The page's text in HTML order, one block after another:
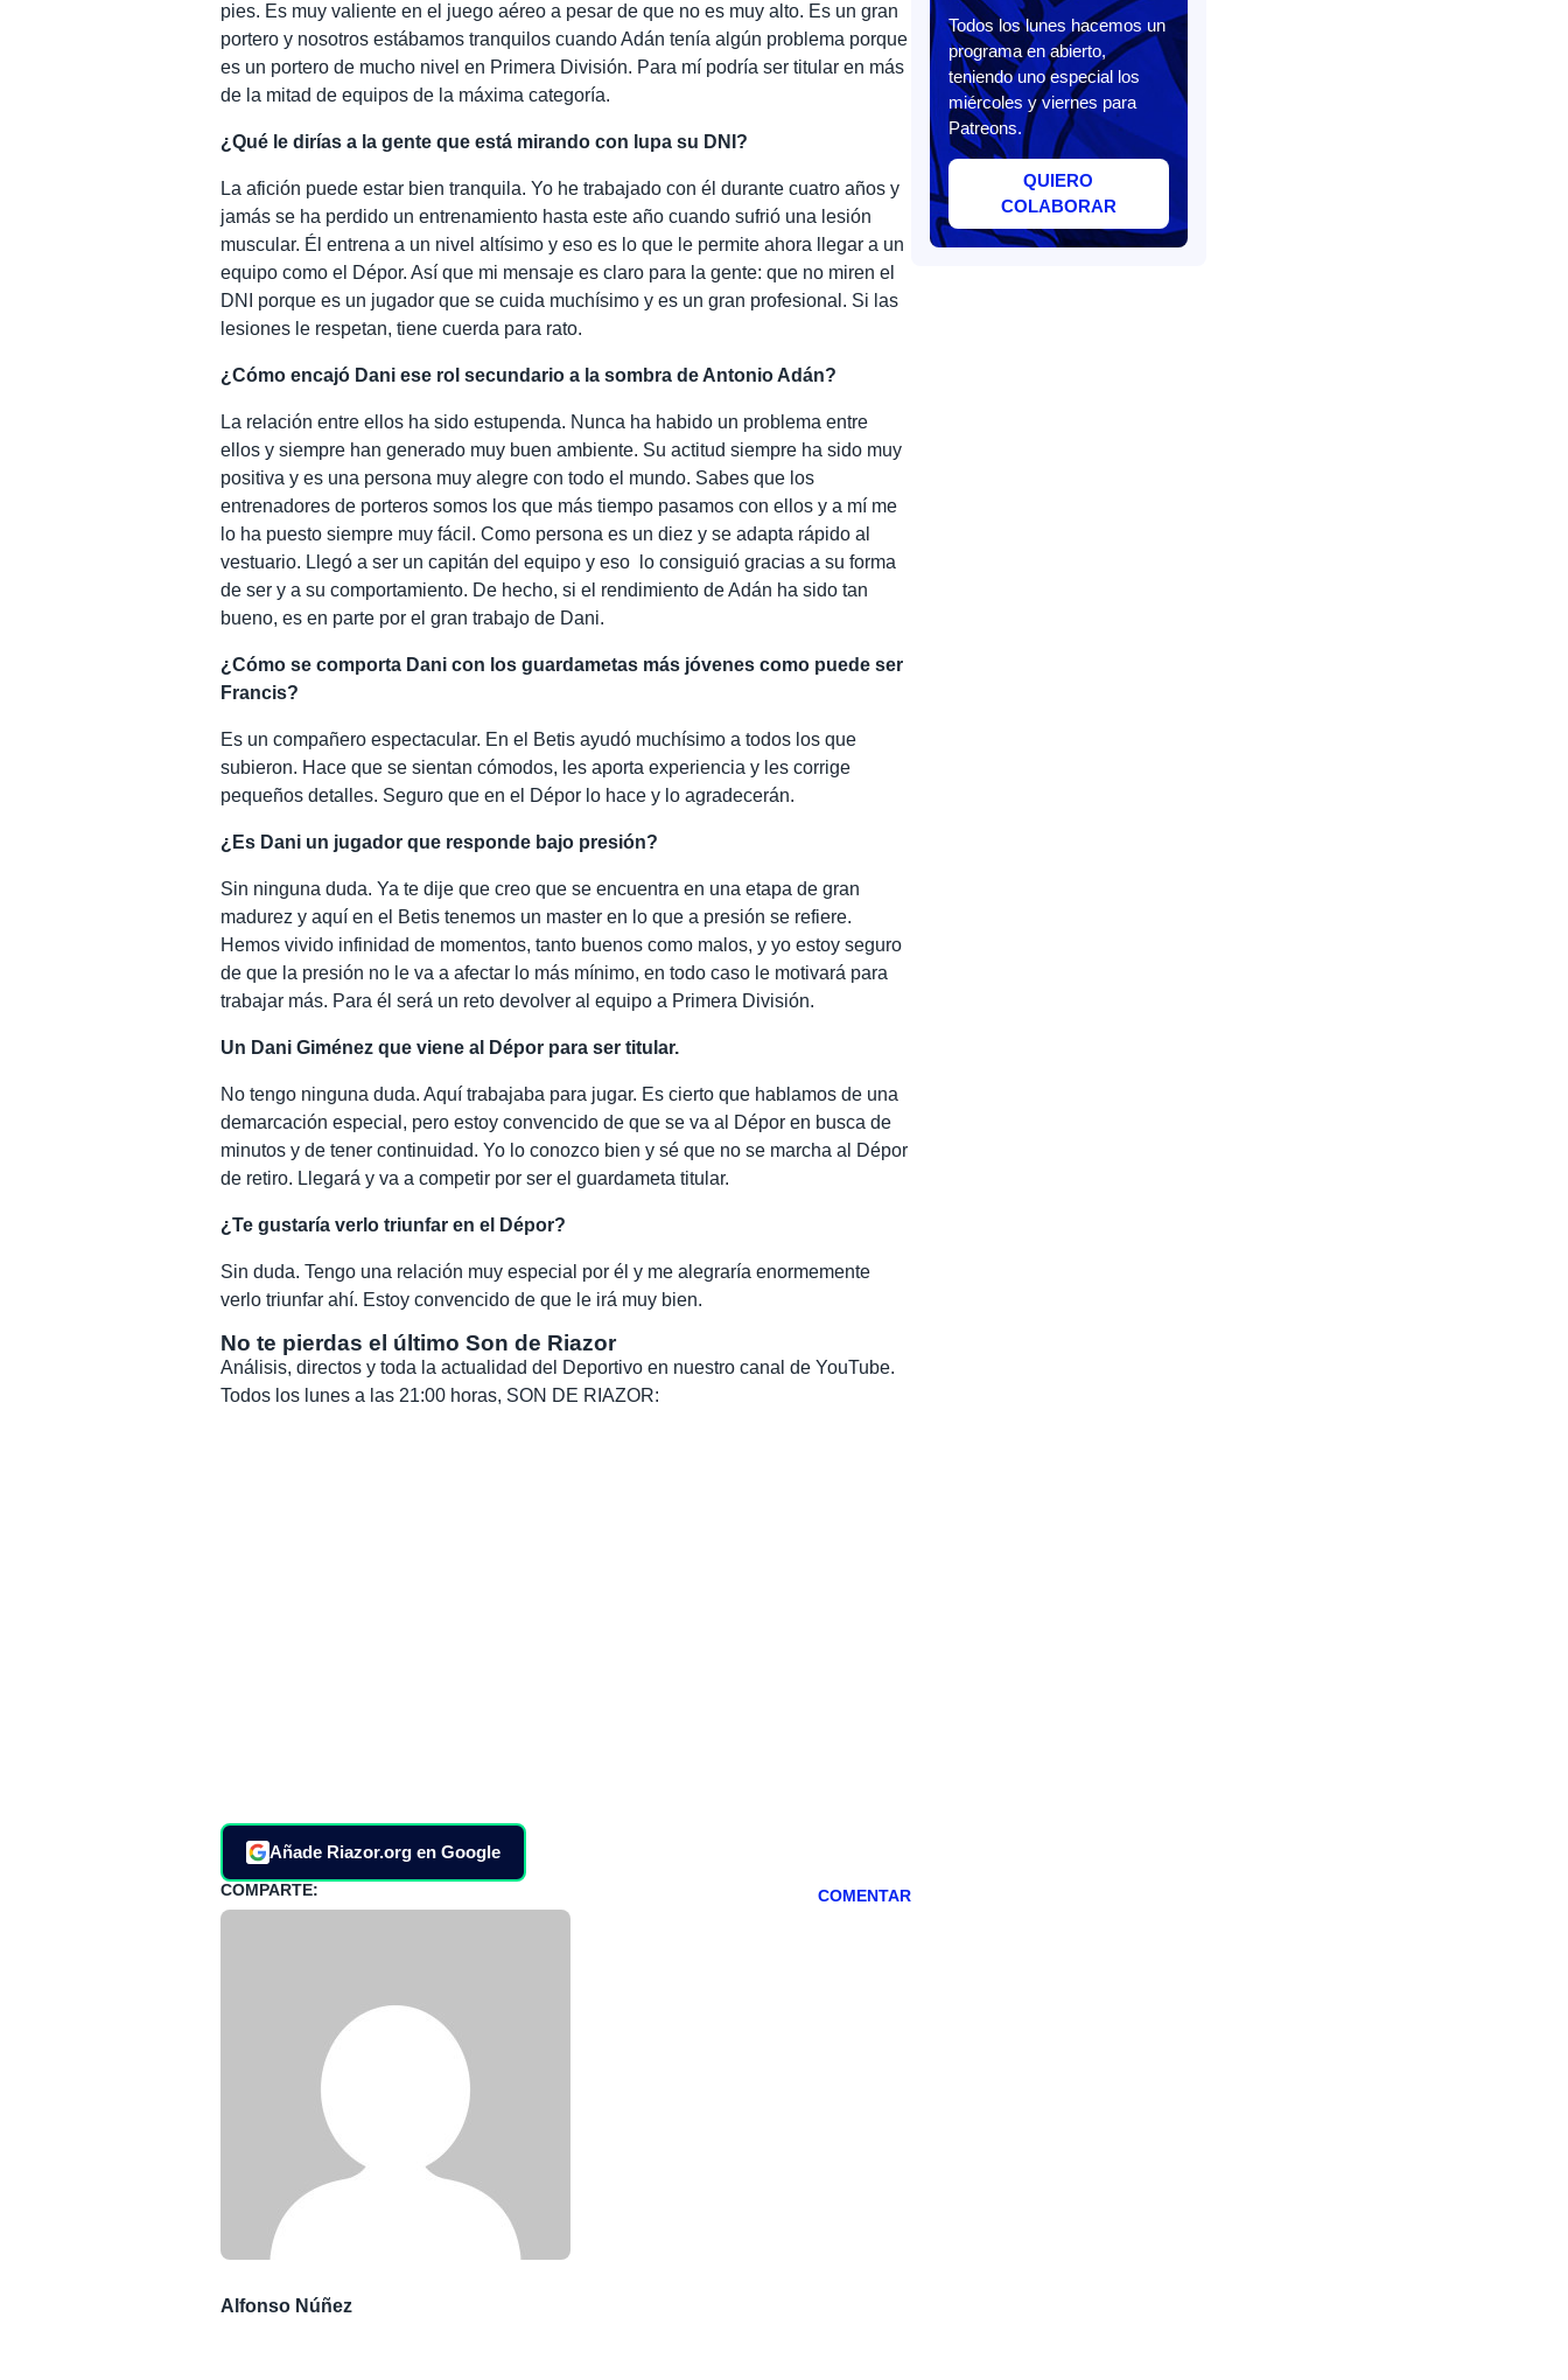
pies. Es muy valiente en el juego aéreo a pesar de que no es muy alto. Es un gran
portero y nosotros estábamos tranquilos cuando Adán tenía algún problema porque
es un portero de mucho nivel en Primera División. Para mí podría ser titular en más
de la mitad de equipos de la máxima categoría.
¿Qué le dirías a la gente que está mirando con lupa su DNI?
La afición puede estar bien tranquila. Yo he trabajado con él durante cuatro años y
jamás se ha perdido un entrenamiento hasta este año cuando sufrió una lesión
muscular. Él entrena a un nivel altísimo y eso es lo que le permite ahora llegar a un
equipo como el Dépor. Así que mi mensaje es claro para la gente: que no miren el
DNI porque es un jugador que se cuida muchísimo y es un gran profesional. Si las
lesiones le respetan, tiene cuerda para rato.
¿Cómo encajó Dani ese rol secundario a la sombra de Antonio Adán?
La relación entre ellos ha sido estupenda. Nunca ha habido un problema entre
ellos y siempre han generado muy buen ambiente. Su actitud siempre ha sido muy
positiva y es una persona muy alegre con todo el mundo. Sabes que los
entrenadores de porteros somos los que más tiempo pasamos con ellos y a mí me
lo ha puesto siempre muy fácil. Como persona es un diez y se adapta rápido al
vestuario. Llegó a ser un capitán del equipo y eso
lo consiguió gracias a su forma
de ser y a su comportamiento. De hecho, si el rendimiento de Adán ha sido tan
bueno, es en parte por el gran trabajo de Dani.
¿Cómo se comporta Dani con los guardametas más jóvenes como puede ser
Francis?
Es un compañero espectacular. En el Betis ayudó muchísimo a todos los que
subieron. Hace que se sientan cómodos, les aporta experiencia y les corrige
pequeños detalles. Seguro que en el Dépor lo hace y lo agradecerán.
¿Es Dani un jugador que responde bajo presión?
Sin ninguna duda. Ya te dije que creo que se encuentra en una etapa de gran
madurez y aquí en el Betis tenemos un master en lo que a presión se refiere.
Hemos vivido infinidad de momentos, tanto buenos como malos, y yo estoy seguro
de que la presión no le va a afectar lo más mínimo, en todo caso le motivará para
trabajar más. Para él será un reto devolver al equipo a Primera División.
Un Dani Giménez que viene al Dépor para ser titular.
No tengo ninguna duda. Aquí trabajaba para jugar. Es cierto que hablamos de una
demarcación especial, pero estoy convencido de que se va al Dépor en busca de
minutos y de tener continuidad. Yo lo conozco bien y sé que no se marcha al Dépor
de retiro. Llegará y va a competir por ser el guardameta titular.
¿Te gustaría verlo triunfar en el Dépor?
Sin duda. Tengo una relación muy especial por él y me alegraría enormemente
verlo triunfar ahí. Estoy convencido de que le irá muy bien.
No te pierdas el último Son de Riazor
Análisis, directos y toda la actualidad del Deportivo en nuestro canal de YouTube.
Todos los lunes a las 21:00 horas, SON DE RIAZOR:
Añade Riazor.org en Google
COMPARTE: COMENTAR
Alfonso Núñez
Todos los lunes hacemos un
programa en abierto,
teniendo uno especial los
miércoles y viernes para
Patreons.
QUIERO
COLABORAR